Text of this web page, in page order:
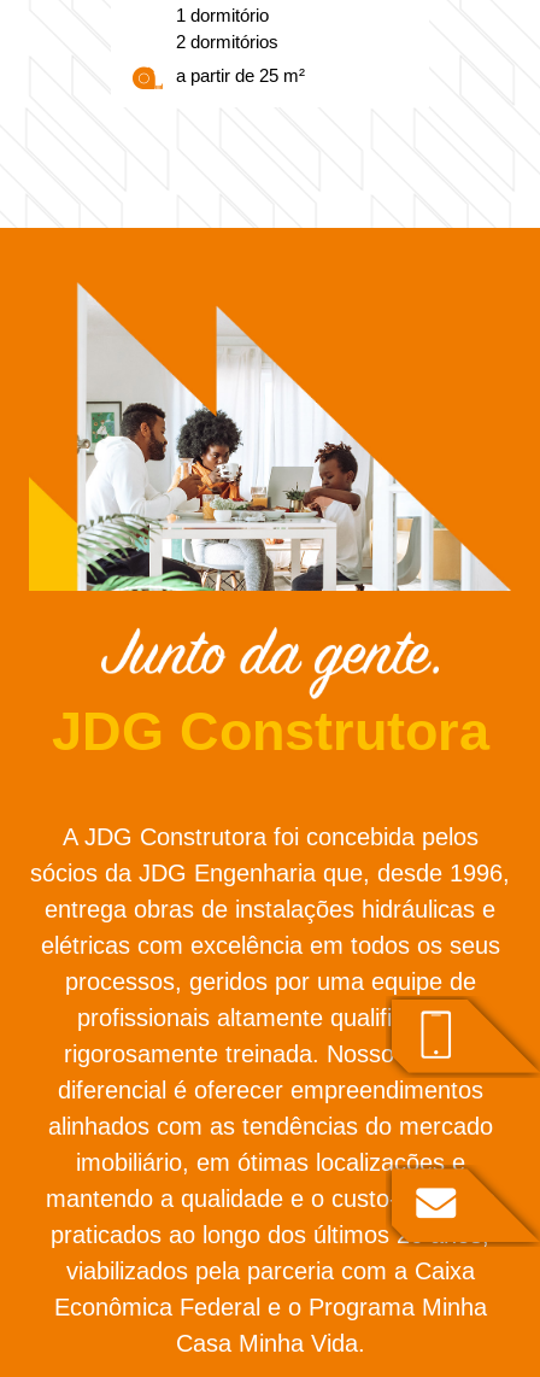
1 dormitório
2 dormitórios
a partir de 25 m²
JDG Construtora
A JDG Construtora foi concebida pelos
sócios da JDG Engenharia que, desde 1996,
entrega obras de instalações hidráulicas e
elétricas com excelência em todos os seus
processos, geridos por uma equipe de
profissionais altamente qualificada e
rigorosamente treinada. Nosso grande
diferencial é oferecer empreendimentos
alinhados com as tendências do mercado
imobiliário, em ótimas localizações e
mantendo a qualidade e o custo-benefício
praticados ao longo dos últimos 26 anos,
viabilizados pela parceria com a Caixa
Econômica Federal e o Programa Minha
Casa Minha Vida.